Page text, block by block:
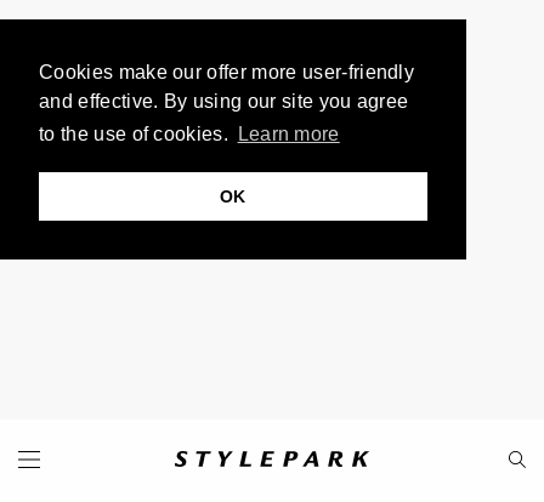
Cookies make our offer more user-friendly
and effective. By using our site you agree
to the use of cookies.
Learn more
OK